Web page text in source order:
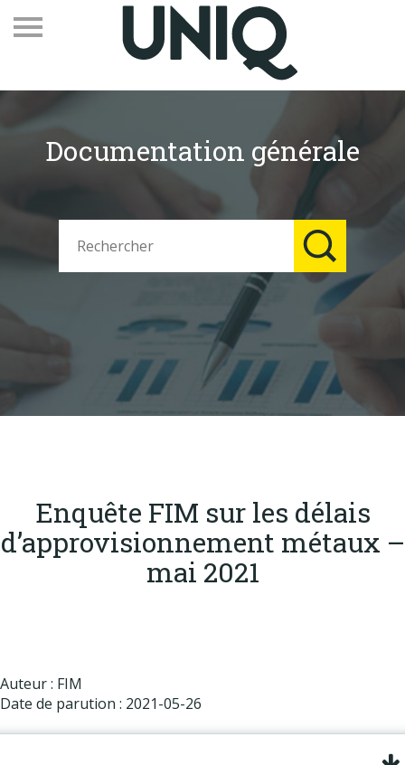
Recevez notre newsletter
Vos contacts
Espace adhérents
EN
Qui sommes-nous
Produits
Publications
Actualités
Documentation générale
Enquête FIM sur les délais
d’approvisionnement métaux –
mai 2021
Auteur : FIM
Date de parution : 2021-05-26